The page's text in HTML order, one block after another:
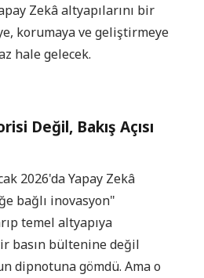
Zekâ altyapılarını bir
korumaya ve geliştirmeye
hale gelecek.
Değil, Bakış Açısı
2026'da Yapay Zekâ
bağlı inovasyon"
temel altyapıya
basın bültenine değil
dipnotuna gömdü. Ama o